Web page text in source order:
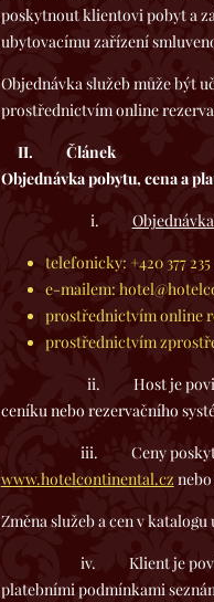
poskytnout klientovi pobyt a
ubytovacímu zařízení
Objednávka služeb může být
prostřednictvím online
II. Článek
Objednávka pobytu, cena a
i.
telefonicky: +420 377 235
e-mailem:
prostřednictvím online
prostřednictvím
ii. Host je povinen za
ceníku nebo rezervačního
iii. Ceny poskytovaných
www.hotelcontinental.cz
Změna služeb a cen v
iv. Klient je povinen
platebními podmínkami